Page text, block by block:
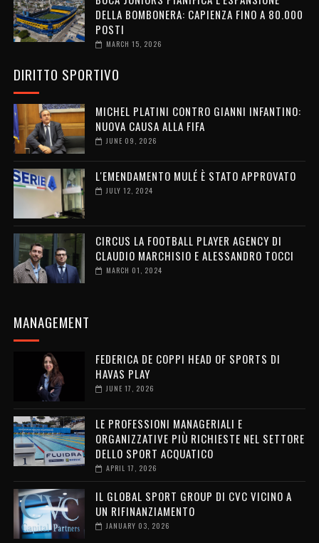
DELLA BOMBONERA: CAPIENZA FINO A 80.000
POSTI
MARCH 15, 2026
DIRITTO SPORTIVO
MICHEL PLATINI CONTRO GIANNI INFANTINO:
NUOVA CAUSA ALLA FIFA
JUNE 09, 2026
L'EMENDAMENTO MULÉ È STATO APPROVATO
JULY 12, 2024
CIRCUS LA FOOTBALL PLAYER AGENCY DI
CLAUDIO MARCHISIO E ALESSANDRO TOCCI
MARCH 01, 2024
MANAGEMENT
FEDERICA DE COPPI HEAD OF SPORTS DI
HAVAS PLAY
JUNE 17, 2026
LE PROFESSIONI MANAGERIALI E
ORGANIZZATIVE PIÙ RICHIESTE NEL SETTORE
DELLO SPORT ACQUATICO
APRIL 17, 2026
IL GLOBAL SPORT GROUP DI CVC VICINO A
UN RIFINANZIAMENTO
JANUARY 03, 2026